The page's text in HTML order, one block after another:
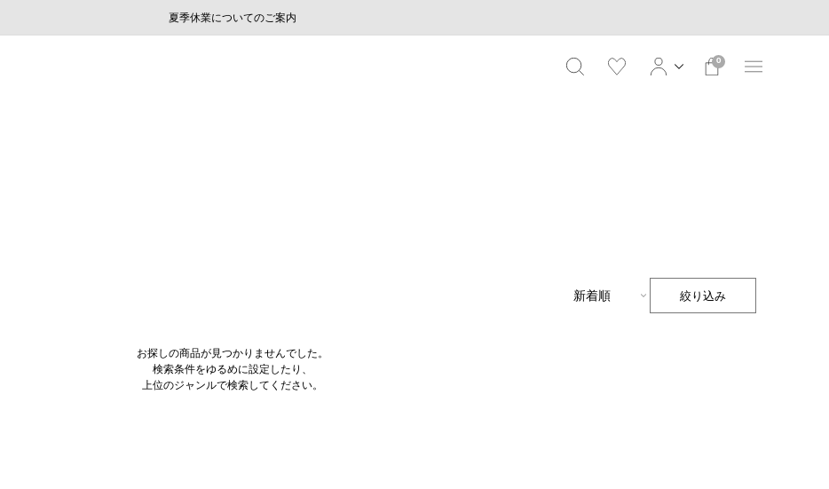
採用のご案内
ご注文いただいたお品物のお届け状況について
夏季休業についてのご案内
WEB LIMITED ITEMS >>
採用のご案内
ご注文いただいたお品物のお届け状況について
0
絞り込み
お探しの商品が見つかりませんでした。
検索条件をゆるめに設定したり、
上位のジャンルで検索してください。